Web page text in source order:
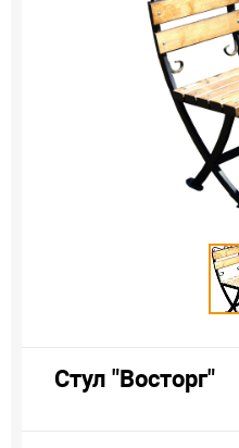
Стул "Восторг"